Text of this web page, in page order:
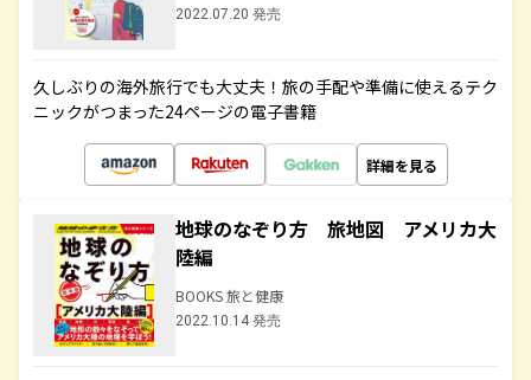
2022.07.20 発売
久しぶりの海外旅行でも大丈夫！旅の手配や準備に使えるテク
ニックがつまった24ページの電子書籍
詳細を見る
地球のなぞり方 旅地図 アメリカ大
陸編
BOOKS 旅と健康
2022.10.14 発売